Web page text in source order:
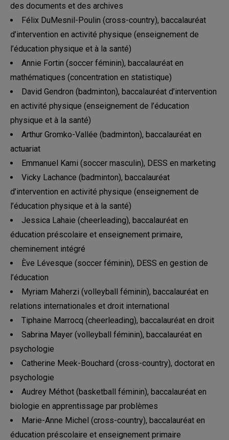
des documents et des archives
Félix DuMesnil-Poulin (cross-country), baccalauréat
d’intervention en activité physique (enseignement de
l’éducation physique et à la santé)
Annie Fortin (soccer féminin), baccalauréat en
mathématiques (concentration en statistique)
David Gendron (badminton), baccalauréat d’intervention
en activité physique (enseignement de l’éducation
physique et à la santé)
Arthur Gromko-Vallée (badminton), baccalauréat en
actuariat
Emmanuel Kami (soccer masculin), DESS en marketing
Vicky Lachance (badminton), baccalauréat
d’intervention en activité physique (enseignement de
l’éducation physique et à la santé)
Jessica Lahaie (cheerleading), baccalauréat en
éducation préscolaire et enseignement primaire,
cheminement intégré
Ève Lévesque (soccer féminin), DESS en gestion de
l’éducation
Myriam Maherzi (volleyball féminin), baccalauréat en
relations internationales et droit international
Tiphaine Marrocq (cheerleading), baccalauréat en droit
Sabrina Mayer (volleyball féminin), baccalauréat en
psychologie
Catherine Meek-Bouchard (cross-country), doctorat en
psychologie
Audrey Méthot (basketball féminin), baccalauréat en
biologie en apprentissage par problèmes
Marie-Anne Michel (cross-country), baccalauréat en
éducation préscolaire et enseignement primaire